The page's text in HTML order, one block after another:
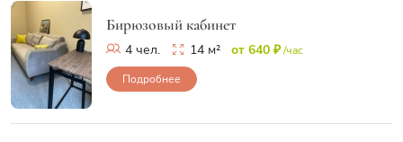
Бирюзовый кабинет
4 чел. 14 м² от 640 ₽/час
Подробнее